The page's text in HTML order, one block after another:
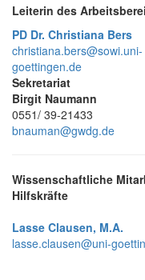
Leiterin des
PD Dr. Christiana Bers
christiana.bers@sowi.uni-
goettingen.de
Sekretariat
Birgit Naumann
0551/ 39-21433
bnauman@gwdg.de
Wissenschaftliche
Hilfskräfte
Lasse Clausen, M.A.
lasse.clausen@uni-